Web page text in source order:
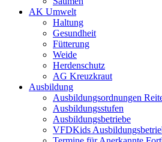
AK Umwelt
Haltung
Gesundheit
Fütterung
Weide
Herdenschutz
AG Kreuzkraut
Ausbildung
Ausbildungsordnungen
Ausbildungsstufen
Ausbildungsbetriebe
VFDKids